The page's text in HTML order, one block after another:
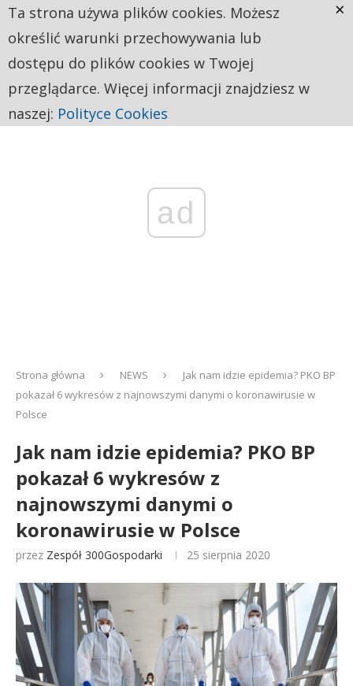
ad
Strona główna NEWS
Jak nam idzie epidemia? PKO BP
pokazał 6 wykresów z najnowszymi danymi o koronawirusie w
Polsce
Jak nam idzie epidemia? PKO BP
pokazał 6 wykresów z
najnowszymi danymi o
koronawirusie w Polsce
przez Zespół 300Gospodarki 25 sierpnia 2020
Ta strona używa plików cookies. Możesz
określić warunki przechowywania lub
dostępu do plików cookies w Twojej
przeglądarce. Więcej informacji znajdziesz w
naszej: Polityce Cookies
×